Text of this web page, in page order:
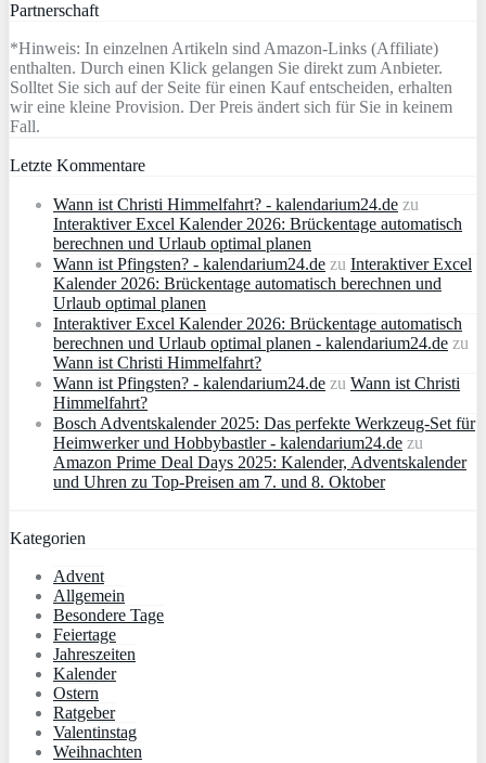
Partnerschaft
*Hinweis: In einzelnen Artikeln sind Amazon-Links (Affiliate)
enthalten. Durch einen Klick gelangen Sie direkt zum Anbieter.
Solltet Sie sich auf der Seite für einen Kauf entscheiden, erhalten
wir eine kleine Provision. Der Preis ändert sich für Sie in keinem
Fall.
Letzte Kommentare
Wann ist Christi Himmelfahrt? - kalendarium24.de zu
Interaktiver Excel Kalender 2026: Brückentage automatisch
berechnen und Urlaub optimal planen
Wann ist Pfingsten? - kalendarium24.de zu Interaktiver Excel
Kalender 2026: Brückentage automatisch berechnen und
Urlaub optimal planen
Interaktiver Excel Kalender 2026: Brückentage automatisch
berechnen und Urlaub optimal planen - kalendarium24.de zu
Wann ist Christi Himmelfahrt?
Wann ist Pfingsten? - kalendarium24.de zu Wann ist Christi
Himmelfahrt?
Bosch Adventskalender 2025: Das perfekte Werkzeug-Set für
Heimwerker und Hobbybastler - kalendarium24.de zu
Amazon Prime Deal Days 2025: Kalender, Adventskalender
und Uhren zu Top-Preisen am 7. und 8. Oktober
Kategorien
Advent
Allgemein
Besondere Tage
Feiertage
Jahreszeiten
Kalender
Ostern
Ratgeber
Valentinstag
Weihnachten